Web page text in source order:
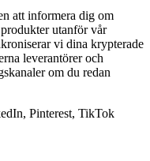
att informera dig om
utanför vår
vi dina krypterade
leverantörer och
om du redan
Pinterest, TikTok